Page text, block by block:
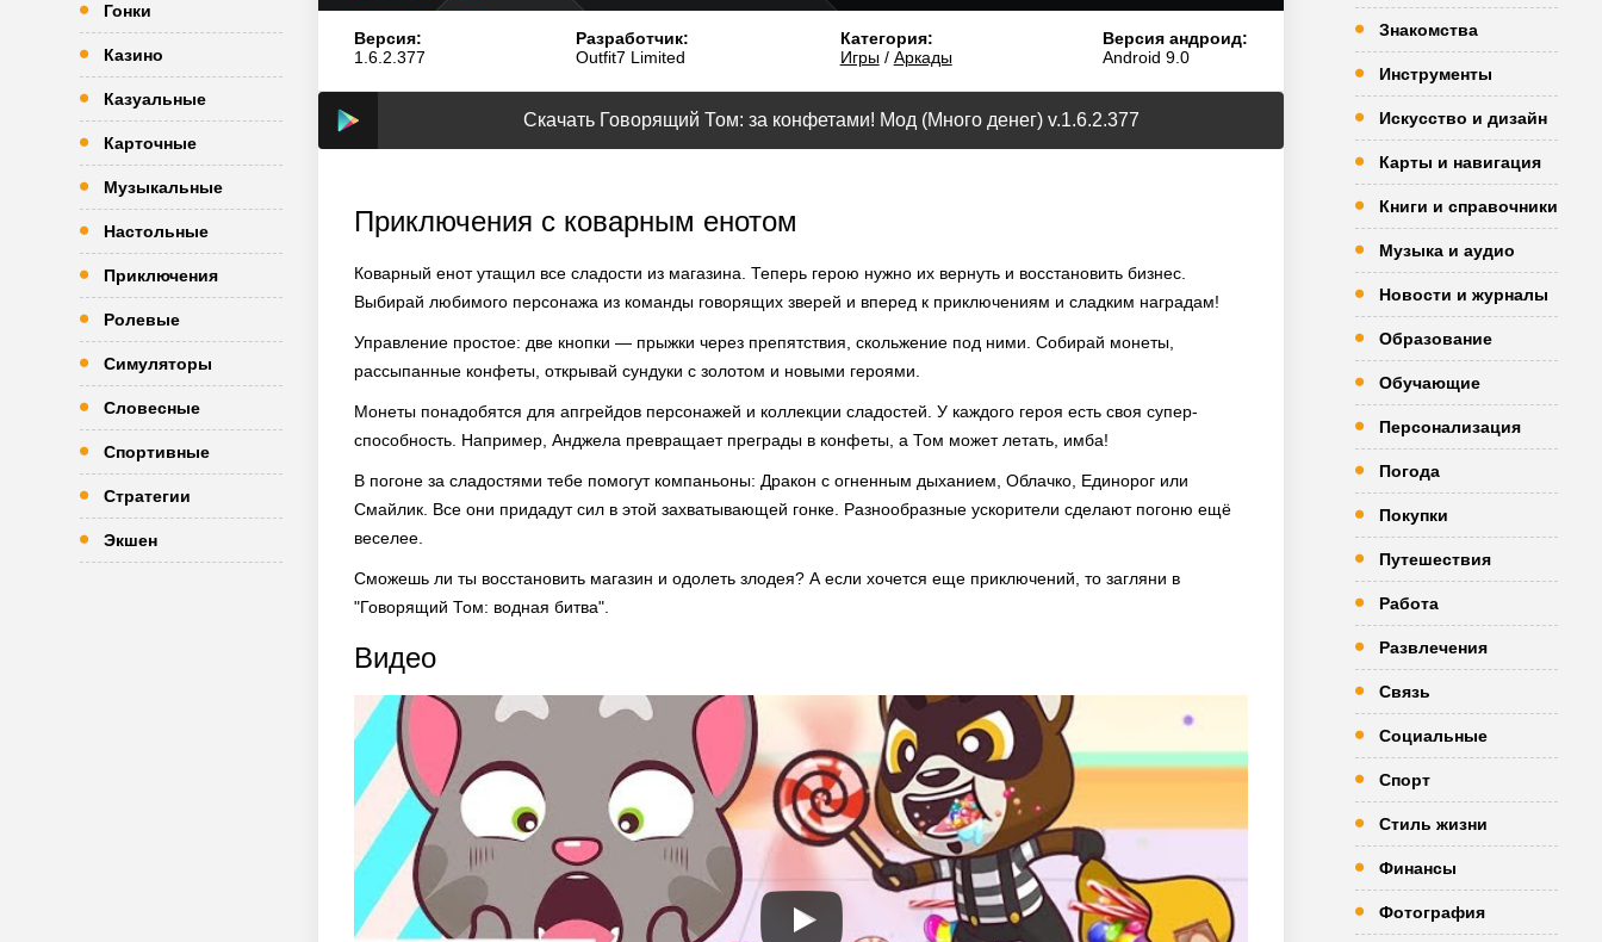
Гонки
Казино
Казуальные
Карточные
Музыкальные
Настольные
Приключения
Ролевые
Симуляторы
Словесные
Спортивные
Стратегии
Экшен
Версия:
1.6.2.377
Разработчик:
Outfit7 Limited
Категория:
Игры/ Аркады
Версия андроид:
Android 9.0
Скачать Говорящий Том: за конфетами! Мод (Много денег) v.1.6.2.377
Приключения с коварным енотом
Коварный енот утащил все сладости из магазина. Теперь герою нужно их вернуть и восстановить бизнес.
Выбирай любимого персонажа из команды говорящих зверей и вперед к приключениям и сладким наградам!
Управление простое: две кнопки — прыжки через препятствия, скольжение под ними. Собирай монеты,
рассыпанные конфеты, открывай сундуки с золотом и новыми героями.
Монеты понадобятся для апгрейдов персонажей и коллекции сладостей. У каждого героя есть своя супер-
способность. Например, Анджела превращает преграды в конфеты, а Том может летать, имба!
В погоне за сладостями тебе помогут компаньоны: Дракон с огненным дыханием, Облачко, Единорог или
Смайлик. Все они придадут сил в этой захватывающей гонке. Разнообразные ускорители сделают погоню ещё
веселее.
Сможешь ли ты восстановить магазин и одолеть злодея? А если хочется еще приключений, то загляни в
"Говорящий Том: водная битва".
Видео
Знакомства
Инструменты
Искусство и дизайн
Карты и навигация
Книги и справочники
Музыка и аудио
Новости и журналы
Образование
Обучающие
Персонализация
Погода
Покупки
Путешествия
Работа
Развлечения
Связь
Социальные
Спорт
Стиль жизни
Финансы
Фотография